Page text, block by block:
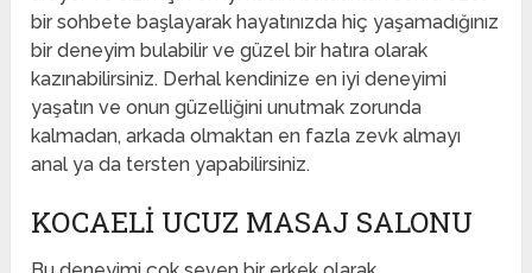
bir sohbete başlayarak hayatınızda hiç yaşamadığınız
bir deneyim bulabilir ve güzel bir hatıra olarak
kazınabilirsiniz. Derhal kendinize en iyi deneyimi
yaşatın ve onun güzelliğini unutmak zorunda
kalmadan, arkada olmaktan en fazla zevk almayı
anal ya da tersten yapabilirsiniz.
KOCAELI UCUZ MASAJ SALONU